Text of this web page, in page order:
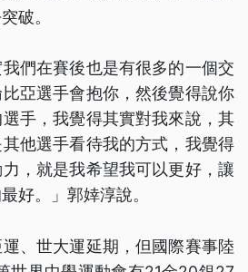
破。
我們在賽後也是有很多的一個交
亞選手會抱你，然後覺得說你
手，我覺得其實對我來說，其
他選手看待我的方式，我覺得
，就是我希望我可以更好，讓
好。」郭婞淳說。
、世大運延期，但國際賽事陸